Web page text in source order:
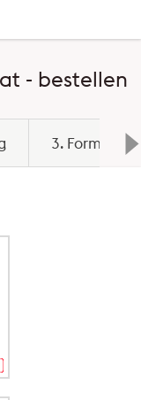
- bestellen
3. Formaat